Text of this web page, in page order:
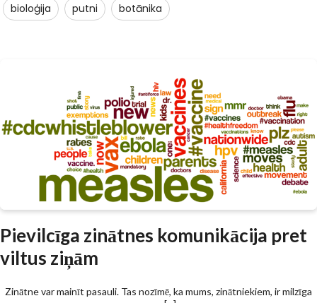
bioloģija putni botānika
Pievilcīga zinātnes komunikācija pret
viltus ziņām
Zinātne var mainīt pasauli. Tas nozīmē, ka mums, zinātniekiem, ir milzīga